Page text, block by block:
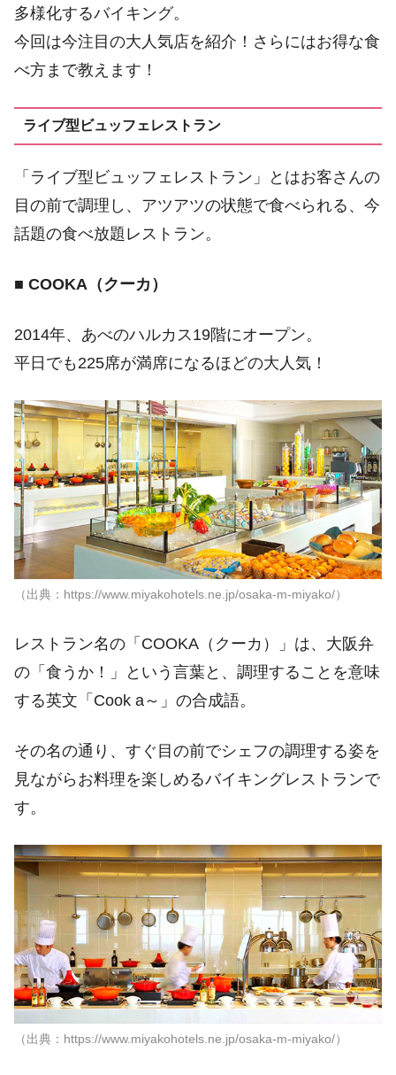
多様化するバイキング。
今回は今注目の大人気店を紹介！さらにはお得な食
べ方まで教えます！
ライブ型ビュッフェレストラン
「ライブ型ビュッフェレストラン」とはお客さんの
目の前で調理し、アツアツの状態で食べられる、今
話題の食べ放題レストラン。
■ COOKA（クーカ）
2014年、あべのハルカス19階にオープン。
平日でも225席が満席になるほどの大人気！
（出典：https://www.miyakohotels.ne.jp/osaka-m-miyako/）
レストラン名の「COOKA（クーカ）」は、大阪弁
の「食うか！」という言葉と、調理することを意味
する英文「Cook a～」の合成語。
その名の通り、すぐ目の前でシェフの調理する姿を
見ながらお料理を楽しめるバイキングレストランで
す。
（出典：https://www.miyakohotels.ne.jp/osaka-m-miyako/）